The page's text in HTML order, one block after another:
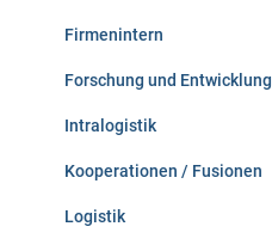
Firmenintern
Forschung und Entwicklung
Intralogistik
Kooperationen / Fusionen
Logistik